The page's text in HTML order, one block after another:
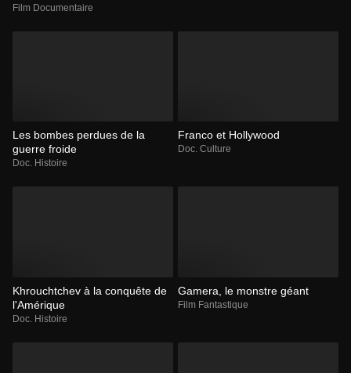
Film Documentaire
Les bombes perdues de la
guerre froide
Doc. Histoire
Franco et Hollywood
Doc. Culture
Khrouchtchev à la conquête de
l'Amérique
Doc. Histoire
Gamera, le monstre géant
Film Fantastique